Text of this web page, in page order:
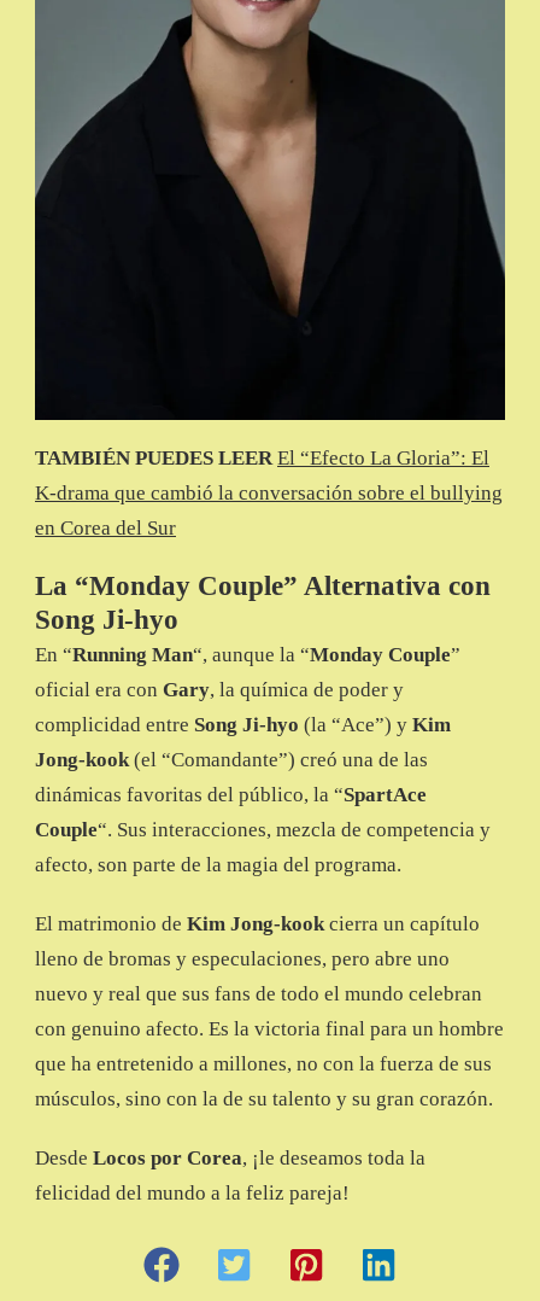
TAMBIÉN PUEDES LEER El “Efecto La Gloria”: El
K-drama que cambió la conversación sobre el bullying
en Corea del Sur
La “Monday Couple” Alternativa con
Song Ji-hyo
En “Running Man“, aunque la “Monday Couple”
oficial era con Gary, la química de poder y
complicidad entre Song Ji-hyo (la “Ace”) y Kim
Jong-kook(el “Comandante”) creó una de las
dinámicas favoritas del público, la “SpartAce
Couple“. Sus interacciones, mezcla de competencia y
afecto, son parte de la magia del programa.
El matrimonio de Kim Jong-kookcierra un capítulo
lleno de bromas y especulaciones, pero abre uno
nuevo y real que sus fans de todo el mundo celebran
con genuino afecto. Es la victoria final para un hombre
que ha entretenido a millones, no con la fuerza de sus
músculos, sino con la de su talento y su gran corazón.
Desde Locos por Corea, ¡le deseamos toda la
felicidad del mundo a la feliz pareja!